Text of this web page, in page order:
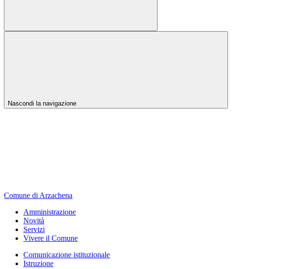
Nascondi la navigazione
Comune di Arzachena
Amministrazione
Novità
Servizi
Vivere il Comune
Comunicazione istituzionale
Istruzione